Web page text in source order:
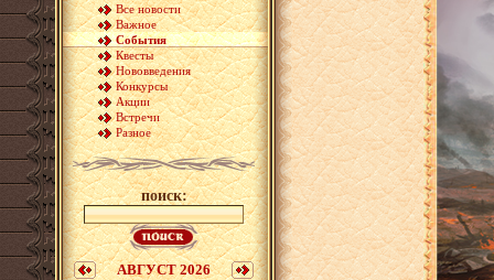
Все новости
Важное
События
Квесты
Нововведения
Конкурсы
Акции
Встречи
Разное
поиск:
АВГУСТ 2026